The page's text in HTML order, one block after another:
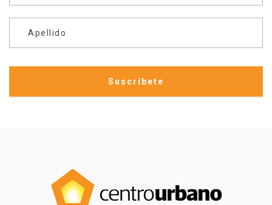
Apellido